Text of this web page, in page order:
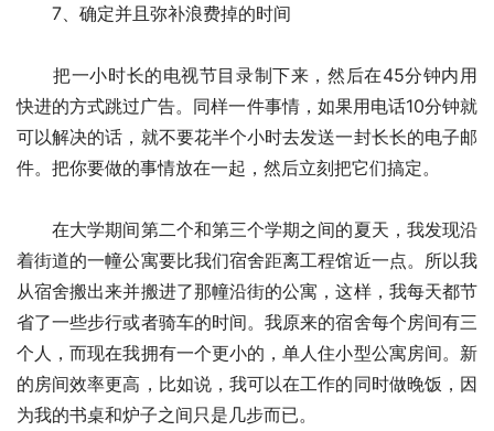
7、确定并且弥补浪费掉的时间
把一小时长的电视节目录制下来，然后在45分钟内用
快进的方式跳过广告。同样一件事情，如果用电话10分钟就
可以解决的话，就不要花半个小时去发送一封长长的电子邮
件。把你要做的事情放在一起，然后立刻把它们搞定。
在大学期间第二个和第三个学期之间的夏天，我发现沿
着街道的一幢公寓要比我们宿舍距离工程馆近一点。所以我
从宿舍搬出来并搬进了那幢沿街的公寓，这样，我每天都节
省了一些步行或者骑车的时间。我原来的宿舍每个房间有三
个人，而现在我拥有一个更小的，单人住小型公寓房间。新
的房间效率更高，比如说，我可以在工作的同时做晚饭，因
为我的书桌和炉子之间只是几步而已。